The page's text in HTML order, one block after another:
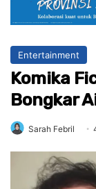
Entertainment
Komika
Bongkar
Sarah Febril